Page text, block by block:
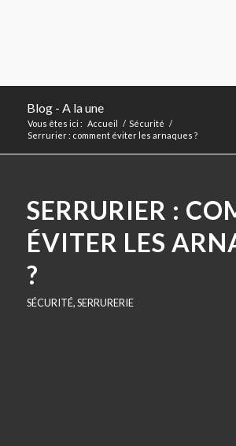
Blog - A la une
Vous êtes ici : Accueil / Sécurité /
Serrurier : comment éviter les arnaques ?
SERRURIER :
ÉVITER LES
?
SÉCURITÉ,SERRURERIE